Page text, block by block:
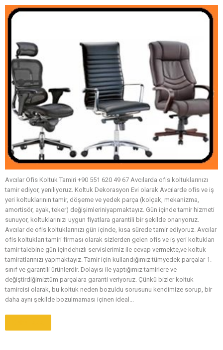
Avcılar Ofis Koltuk Tamiri +90 551 620 49 67 Avcılarda ofis koltuklarınızı
tamir ediyor, yeniliyoruz. Koltuk Dekorasyon Evi olarak Avcılarde ofis ve iş
yeri koltuklarının tamir, döşeme ve yedek parça (kolçak, mekanizma,
amortisör, ayak, teker) değişimleriniyapmaktayız. Gün içinde tamir hizmeti
sunuyor, koltuklarınızı uygun fiyatlara garantili bir şekilde onarıyoruz.
Avcılar de ofis koltuklarınızı gün içinde, kısa sürede tamir ediyoruz. Avcılar
ofis koltukları tamiri firması olarak sizlerden gelen ofis ve iş yeri koltukları
tamir talebine gün içindehızlı servislerimiz ile cevap vermekte,ve koltuk
tamiratlarınızı yapmaktayız. Tamir için kullandığımız tümyedek parçalar 1.
sınıf ve garantili ürünlerdir. Dolayısı ile yaptığımız tamirlere ve
değiştirdiğimiztüm parçalara garanti veriyoruz. Çünkü bizler koltuk
tamircisi olarak, bu koltuk neden bozuldu sorusunu kendimize sorup, bir
daha aynı şekilde bozulmaması içinen ideal...